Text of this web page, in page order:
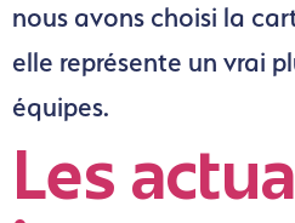
nous avons choisi la
elle représente un vrai
équipes.
Les